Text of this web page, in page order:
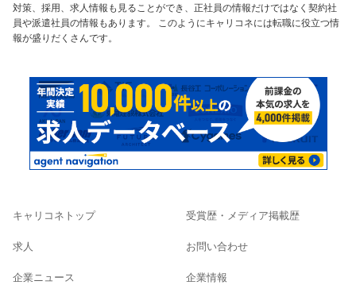
対策、採用、求人情報も見ることができ、正社員の情報だけではなく契約社
員や派遣社員の情報もあります。 このようにキャリコネには転職に役立つ情
報が盛りだくさんです。
キャリコネトップ
求人
企業ニュース
受賞歴・メディア掲載歴
お問い合わせ
企業情報